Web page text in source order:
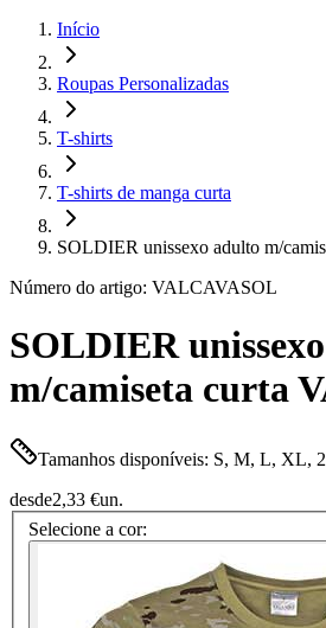
Início
Roupas Personalizadas
T-shirts
T-shirts de manga curta
SOLDIER unissexo adulto m/
Número do artigo: VALCAVASOL
SOLDIER
m/camiseta curta
Tamanhos disponíveis: S, M, L, XL,
desde2,33 €un.
Selecione a cor: